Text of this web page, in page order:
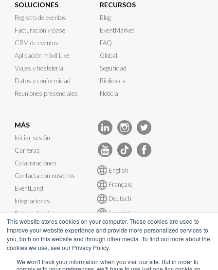
This website stores cookies on your computer. These cookies are used to
improve your website experience and provide more personalized services to
you, both on this website and through other media. To find out more about the
cookies we use, see our Privacy Policy.
We won't track your information when you visit our site. But in order to
SOLUCIONES
Registro de eventos
Facturación y pase
CRM de eventos
Aplicación móvil Live
Viajes y hostelería
Datos y conformidad
Reuniones presenciales
RECURSOS
Blog
EventMarket
FAQ
Global
Seguridad
Biblioteca
Notícia
MÁS
Iniciar sesión
Carreras
Colaboraciones
Contacta con nosotros
EventLand
Integraciones
Estado del sistema
English
Français
Deutsch
Español
© InEvent, Inc. 2026